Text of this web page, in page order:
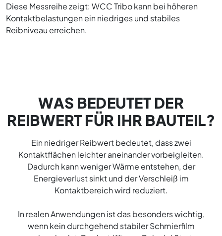
Diese Messreihe zeigt: WCC Tribo kann bei höheren
Kontaktbelastungen ein niedriges und stabiles
Reibniveau erreichen.
WAS BEDEUTET DER
REIBWERT FÜR IHR BAUTEIL?
Ein niedriger Reibwert bedeutet, dass zwei
Kontaktflächen leichter aneinander vorbeigleiten.
Dadurch kann weniger Wärme entstehen, der
Energieverlust sinkt und der Verschleiß im
Kontaktbereich wird reduziert.
In realen Anwendungen ist das besonders wichtig,
wenn kein durchgehend stabiler Schmierfilm